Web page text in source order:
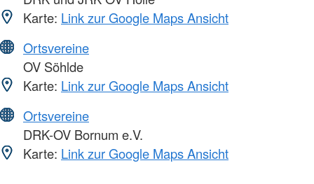
Karte: Link zur Google Maps Ansicht
Ortsvereine
OV Söhlde
Karte: Link zur Google Maps Ansicht
Ortsvereine
DRK-OV Bornum e.V.
Karte: Link zur Google Maps Ansicht